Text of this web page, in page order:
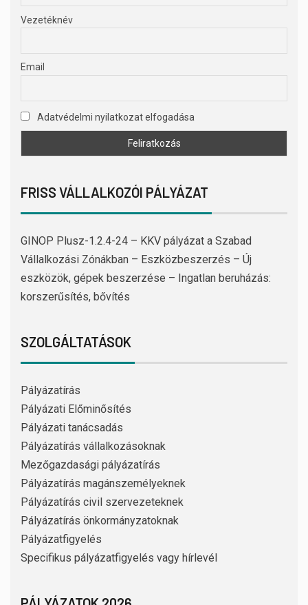
Vezetéknév
Email
Adatvédelmi nyilatkozat elfogadása
FRISS VÁLLALKOZÓI PÁLYÁZAT
GINOP Plusz-1.2.4-24 – KKV pályázat a Szabad
Vállalkozási Zónákban – Eszközbeszerzés – Új
eszközök, gépek beszerzése – Ingatlan beruházás:
korszerűsítés, bővítés
SZOLGÁLTATÁSOK
Pályázatírás
Pályázati Előminősítés
Pályázati tanácsadás
Pályázatírás vállalkozásoknak
Mezőgazdasági pályázatírás
Pályázatírás magánszemélyeknek
Pályázatírás civil szervezeteknek
Pályázatírás önkormányzatoknak
Pályázatfigyelés
Specifikus pályázatfigyelés vagy hírlevél